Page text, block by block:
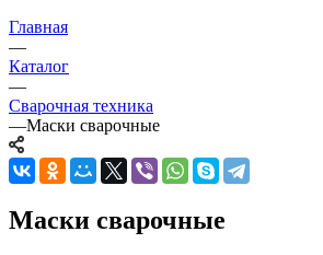
Главная
—
Каталог
—
Сварочная техника
—Маски сварочные
Маски сварочные